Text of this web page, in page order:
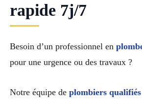
rapide 7j/7
Besoin d’un professionnel en
pour une urgence ou des travaux ?
Notre équipe de plombiers qualifiés